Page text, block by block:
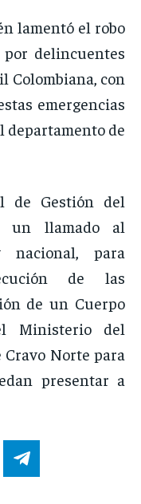
lamentó el robo
delincuentes
Colombiana, con
emergencias
departamento de
de Gestión del
un llamado al
nacional, para
de las
de un Cuerpo
Ministerio del
Norte para
presentar a